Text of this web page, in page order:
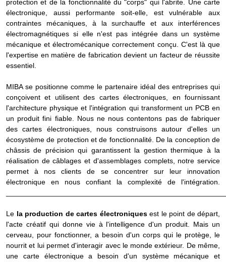
protection et de la fonctionnalité du "corps" qui l'abrite. Une carte
électronique, aussi performante soit-elle, est vulnérable aux
contraintes mécaniques, à la surchauffe et aux interférences
électromagnétiques si elle n'est pas intégrée dans un système
mécanique et électromécanique correctement conçu. C'est là que
l'expertise en matière de fabrication devient un facteur de réussite
essentiel.
MIBA se positionne comme le partenaire idéal des entreprises qui
conçoivent et utilisent des cartes électroniques, en fournissant
l'architecture physique et l'intégration qui transforment un PCB en
un produit fini fiable. Nous ne nous contentons pas de fabriquer
des cartes électroniques, nous construisons autour d'elles un
écosystème de protection et de fonctionnalité. De la conception de
châssis de précision qui garantissent la gestion thermique à la
réalisation de câblages et d'assemblages complets, notre service
permet à nos clients de se concentrer sur leur innovation
électronique en nous confiant la complexité de l'intégration.
Le la production de cartes électroniquesest le point de départ,
l'acte créatif qui donne vie à l'intelligence d'un produit. Mais un
cerveau, pour fonctionner, a besoin d'un corps qui le protège, le
nourrit et lui permet d'interagir avec le monde extérieur. De même,
une carte électronique a besoin d'un système mécanique et